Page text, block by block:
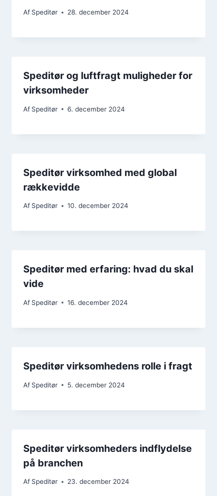
Af Speditør 28. december 2024
Speditør og luftfragt muligheder for
virksomheder
Af Speditør 6. december 2024
Speditør virksomhed med global
rækkevidde
Af Speditør 10. december 2024
Speditør med erfaring: hvad du skal
vide
Af Speditør 16. december 2024
Speditør virksomhedens rolle i fragt
Af Speditør 5. december 2024
Speditør virksomheders indflydelse
på branchen
Af Speditør 23. december 2024